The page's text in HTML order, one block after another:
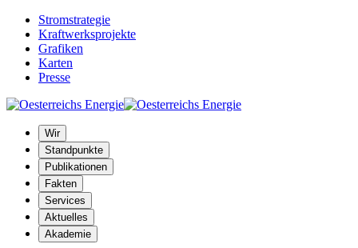
Stromstrategie
Kraftwerksprojekte
Grafiken
Karten
Presse
Wir
Standpunkte
Publikationen
Fakten
Services
Aktuelles
Akademie